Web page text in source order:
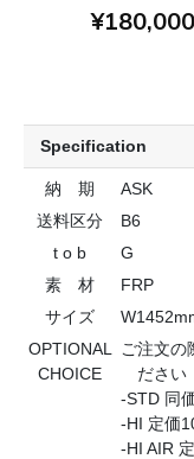
Specification
納 期
ASK
送料区分
B6
t o b
G
素 材
FRP
サイズ
OPTIONAL
CHOICE
ご注文の
ださい
-STD 同
-HI 定価
-HI AIR